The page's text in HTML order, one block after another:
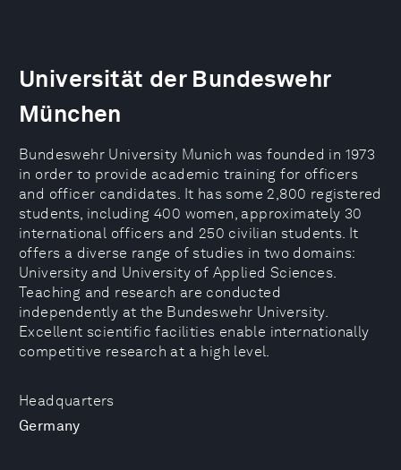
Headquarters
Germany
Universität der Bundeswehr
München
Bundeswehr University Munich was founded in 1973
in order to provide academic training for officers
and officer candidates. It has some 2,800 registered
students, including 400 women, approximately 30
international officers and 250 civilian students. It
offers a diverse range of studies in two domains:
University and University of Applied Sciences.
Teaching and research are conducted
independently at the Bundeswehr University.
Excellent scientific facilities enable internationally
competitive research at a high level.